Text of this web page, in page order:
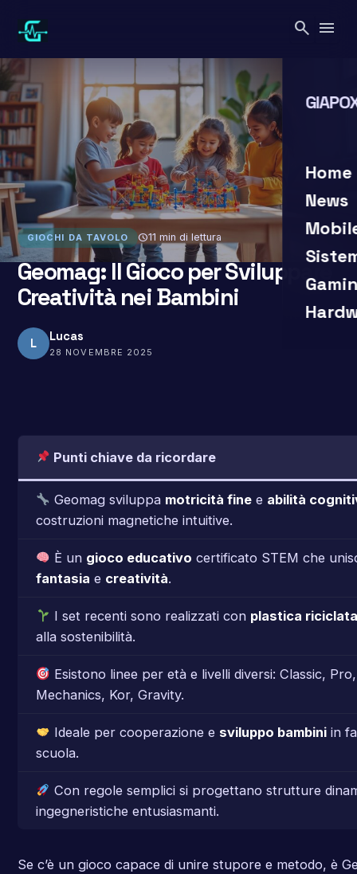
contenuto
search menu
Home
News
search
GIOCHI DA TAVOLO schedule11 min di lettura
Geomag: Il Gioco per Sviluppare
Creatività nei Bambini
L Lucas
28 NOVEMBRE 2025
Punti chiave da ricordare
Geomag sviluppa motricità fine e abilità
costruzioni magnetiche intuitive.
È un gioco educativo certificato STEM che
fantasia e creatività.
I set recenti sono realizzati con plastica
alla sostenibilità.
Esistono linee per età e livelli diversi: Classic,
Mechanics, Kor, Gravity.
Ideale per cooperazione e sviluppo bambini in
scuola.
Con regole semplici si progettano strutture
ingegneristiche entusiasmanti.
Se c’è un gioco capace di unire stupore e metodo, è